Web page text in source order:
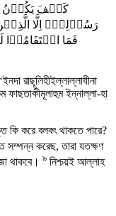
کَیۡفَ یَکُوۡنُ
رَسُوۡلِہٖۤ اِلَّا
فَمَا
রাছূলিহীইল্লাল্লাযীনা
ফাছতাকীমূলাহুম ইন্নাল্লা-হা
কি করে বলবৎ থাকতে পারে?
সম্পন্ন করেছ, তারা যতক্ষণ
থাকবে। ৯ নিশ্চয়ই আল্লাহ